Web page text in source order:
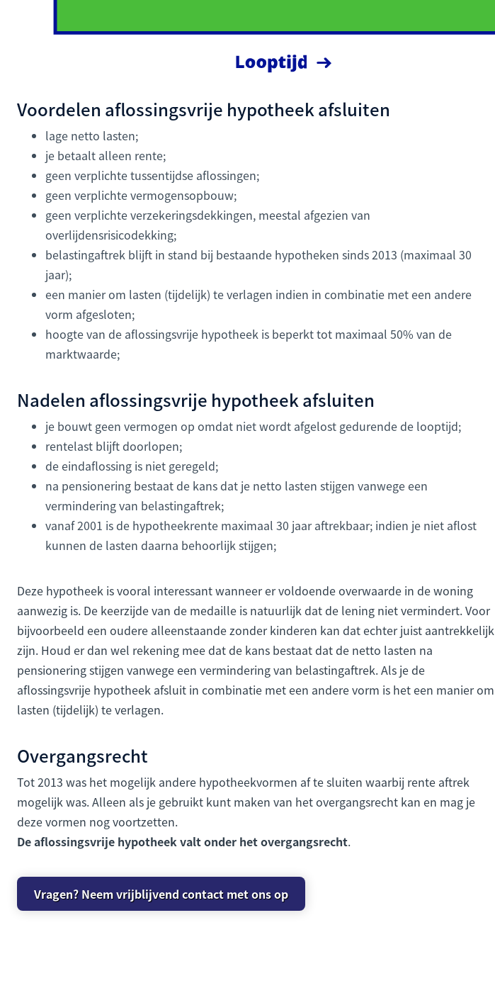
Voordelen aflossingsvrije hypotheek afsluiten
lage netto lasten;
je betaalt alleen rente;
geen verplichte tussentijdse aflossingen;
geen verplichte vermogensopbouw;
geen verplichte verzekeringsdekkingen, meestal afgezien van
overlijdensrisicodekking;
belastingaftrek blijft in stand bij bestaande hypotheken sinds 2013 (maximaal 30
jaar);
een manier om lasten (tijdelijk) te verlagen indien in combinatie met een andere
vorm afgesloten;
hoogte van de aflossingsvrije hypotheek is beperkt tot maximaal 50% van de
marktwaarde;
Nadelen aflossingsvrije hypotheek afsluiten
je bouwt geen vermogen op omdat niet wordt afgelost gedurende de looptijd;
rentelast blijft doorlopen;
de eindaflossing is niet geregeld;
na pensionering bestaat de kans dat je netto lasten stijgen vanwege een
vermindering van belastingaftrek;
vanaf 2001 is de hypotheekrente maximaal 30 jaar aftrekbaar; indien je niet aflost
kunnen de lasten daarna behoorlijk stijgen;
Deze hypotheek is vooral interessant wanneer er voldoende overwaarde in de woning
aanwezig is. De keerzijde van de medaille is natuurlijk dat de lening niet vermindert. Voor
bijvoorbeeld een oudere alleenstaande zonder kinderen kan dat echter juist aantrekkelijk
zijn. Houd er dan wel rekening mee dat de kans bestaat dat de netto lasten na
pensionering stijgen vanwege een vermindering van belastingaftrek. Als je de
aflossingsvrije hypotheek afsluit in combinatie met een andere vorm is het een manier om
lasten (tijdelijk) te verlagen.
Overgangsrecht
Tot 2013 was het mogelijk andere hypotheekvormen af te sluiten waarbij rente aftrek
mogelijk was. Alleen als je gebruikt kunt maken van het overgangsrecht kan en mag je
deze vormen nog voortzetten.
De aflossingsvrije hypotheek valt onder het overgangsrecht.
Vragen? Neem vrijblijvend contact met ons op